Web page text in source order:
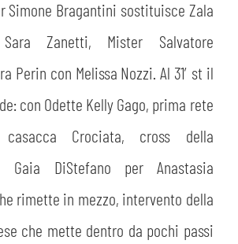
Simone Bragantini sostituisce Zala
Zanetti, Mister Salvatore
Perin con Melissa Nozzi. Al 31′ st il
con Odette Kelly Gago, prima rete
Crociata, cross della
DiStefano per Anastasia
rimette in mezzo, intervento della
che mette dentro da pochi passi
abilitato
ACCETTA E SALVA